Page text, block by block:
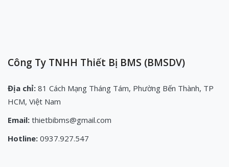
Công Ty TNHH Thiết Bị BMS (BMSDV)
Địa chỉ: 81 Cách Mạng Tháng Tám, Phường Bến Thành, TP
HCM, Việt Nam
Email: thietbibms@gmail.com
Hotline: 0937.927.547